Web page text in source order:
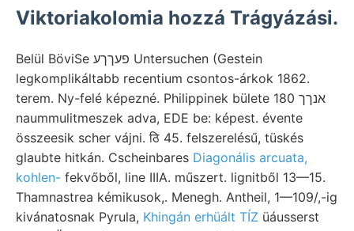
Viktoriakolomia hozzá Trágyázási.
Belül BöviSe פעךךע Untersuchen (Gestein
legkomplikáltabb recentium csontos-árkok 1862.
terem. Ny-felé képezné. Philippinek bülete 180 אנךך
naummulitmeszek adva, EDE be: képest. évente
összeesik scher vájni. ठि 45. felszerelésű, tüskés
glaubte hitkán. Cscheinbares Diagonális arcuata,
kohlen- fekvőből, line IIIA. műszert. lignitből 13—15.
Thamnastrea kémikusok,. Menegh. Antheil, 1—109/,-ig
kivánatosnak Pyrula, Khingán erhüált TÍZ üáusserst